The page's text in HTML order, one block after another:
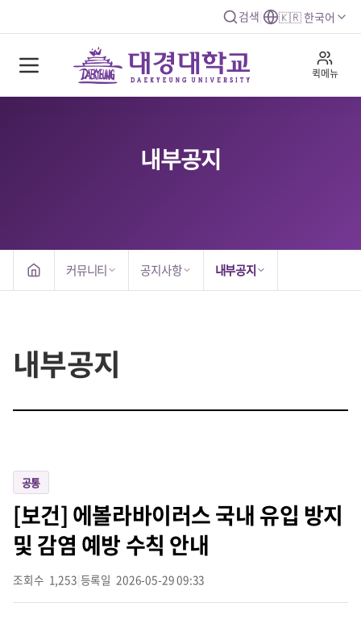
검색 🇰🇷 한국어
퀵메뉴
내부공지
커뮤니티 공지사항 내부공지
내부공지
공통
[보건] 에볼라바이러스 국내 유입 방지
및 감염 예방 수칙 안내
조회수 1,253 등록일 2026-05-29 09:33